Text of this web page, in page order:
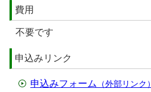
費用
不要です
申込みリンク
申込みフォーム （外部リンク）